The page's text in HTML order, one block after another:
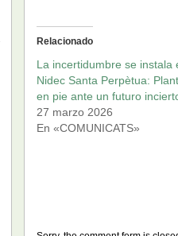
Relacionado
La incertidumbre se instala
Nidec Santa Perpètua:
en pie ante un futuro
27 marzo 2026
En «COMUNICATS»